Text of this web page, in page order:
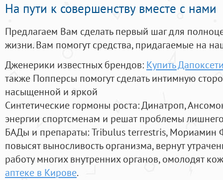
На пути к совершенству вместе с нами
Предлагаем Вам сделать первый шаг для
жизни. Вам помогут средства, придагаемые на
Дженерики известных брендов: Купить
также Попперсы помогут сделать интимную
насыщенной и яркой
Синтетические гормоны роста: Динатроп,
энергии спортсменам и решат проблемы
БАДы и препараты:Tribulus terrestris, Мориамин
повысят выносливость организма, вернут
работу многих внутренних органов, омолодят
аптеке в Кирове.